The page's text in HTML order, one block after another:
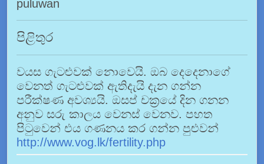
puluwan
පිළිතුර
වයස ගැටළුවක් නොවෙයි. ඔබ දෙදෙනාගේ
වෙනත් ගැටළුවක් ඇතිදැයි දැන ගන්න
පරීක්ෂණ අවශ්‍යයි. ඔසප් චක්‍රයේ දින ගනන
අනුව සරු කාලය වෙනස් වෙනව. පහත
පිටුවෙන් එය ගණනය කර ගන්න පුළුවන්
http://www.vog.lk/fertility.php